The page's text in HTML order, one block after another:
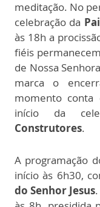
meditação. No
celebração da
às 18h a
fiéis
de Nossa
marca o
momento
início da
Construtores.
A programação
início às 6h30,
do Senhor Jesus